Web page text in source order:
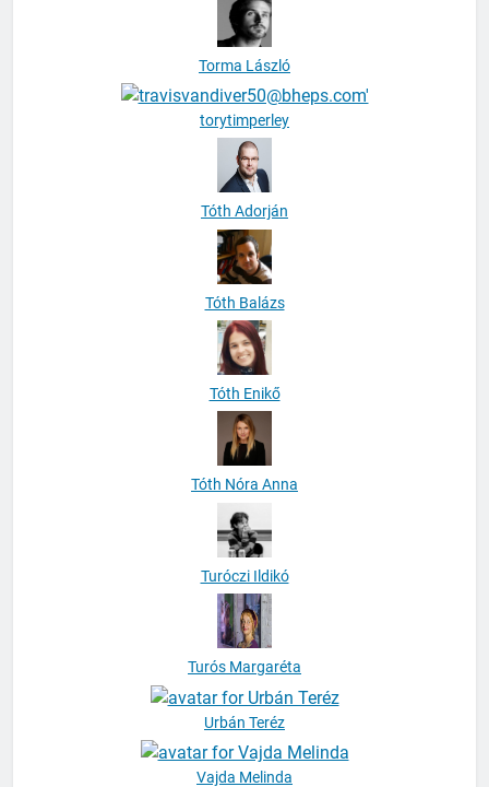
Torma László
torytimperley
Tóth Adorján
Tóth Balázs
Tóth Enikő
Tóth Nóra Anna
Turóczi Ildikó
Turós Margaréta
Urbán Teréz
Vajda Melinda